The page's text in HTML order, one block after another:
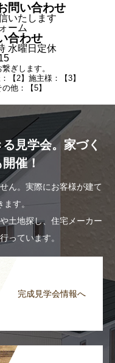
問い合わせ
いたします
ーム
合わせ
水曜日定休
ぎします。
【2】施主様：【3】
他：【5】
見学会。家づく
催！
ん。実際にお客様が建て
す。
土地探し、住宅メーカー
っています。
完成見学会情報へ